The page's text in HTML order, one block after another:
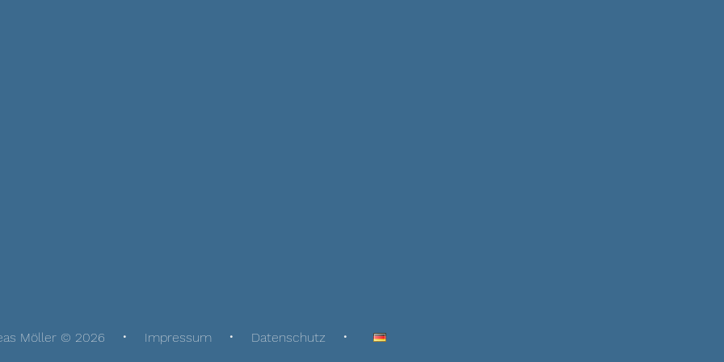
Möller © 2026 Impressum Datenschutz